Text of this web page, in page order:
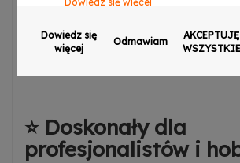
efekty wykorzystywane przez zespoły
wokalistów ✅.
⭐ Doskonały dla
profesjonalistów i
Zezwól na pliki cookie dotyczące
Dowiedz się więcej
Zezwalaj na wysyłanie danych
Google w celach reklamowych
Dowiedz się więcej
Dowiedz się
więcej
Odmawiam
AKCEPTUJĘ
WSZYSTKIE